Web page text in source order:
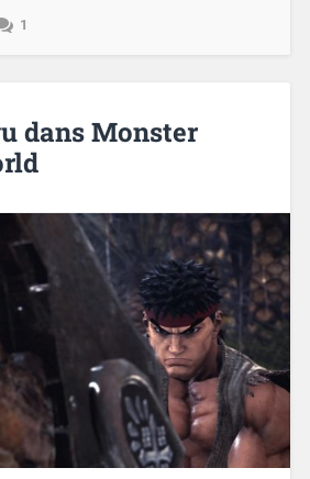
1
dans Monster